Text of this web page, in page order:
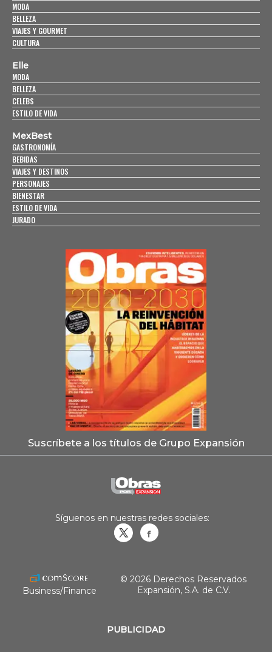
MODA
BELLEZA
VIAJES Y GOURMET
CULTURA
Elle
MODA
BELLEZA
CELEBS
ESTILO DE VIDA
MexBest
GASTRONOMÍA
BEBIDAS
VIAJES Y DESTINOS
PERSONAJES
BIENESTAR
ESTILO DE VIDA
JURADO
Suscríbete a los títulos de Grupo Expansión
PUBLICIDAD
Síguenos en nuestras redes sociales:
Business/Finance
© 2026 Derechos Reservados
Expansión, S.A. de C.V.